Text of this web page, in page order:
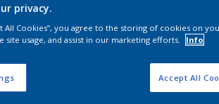
privacy.
All Cookies”, you agree to the storing of cookies on
site usage, and assist in our marketing efforts.
Info
Accept All